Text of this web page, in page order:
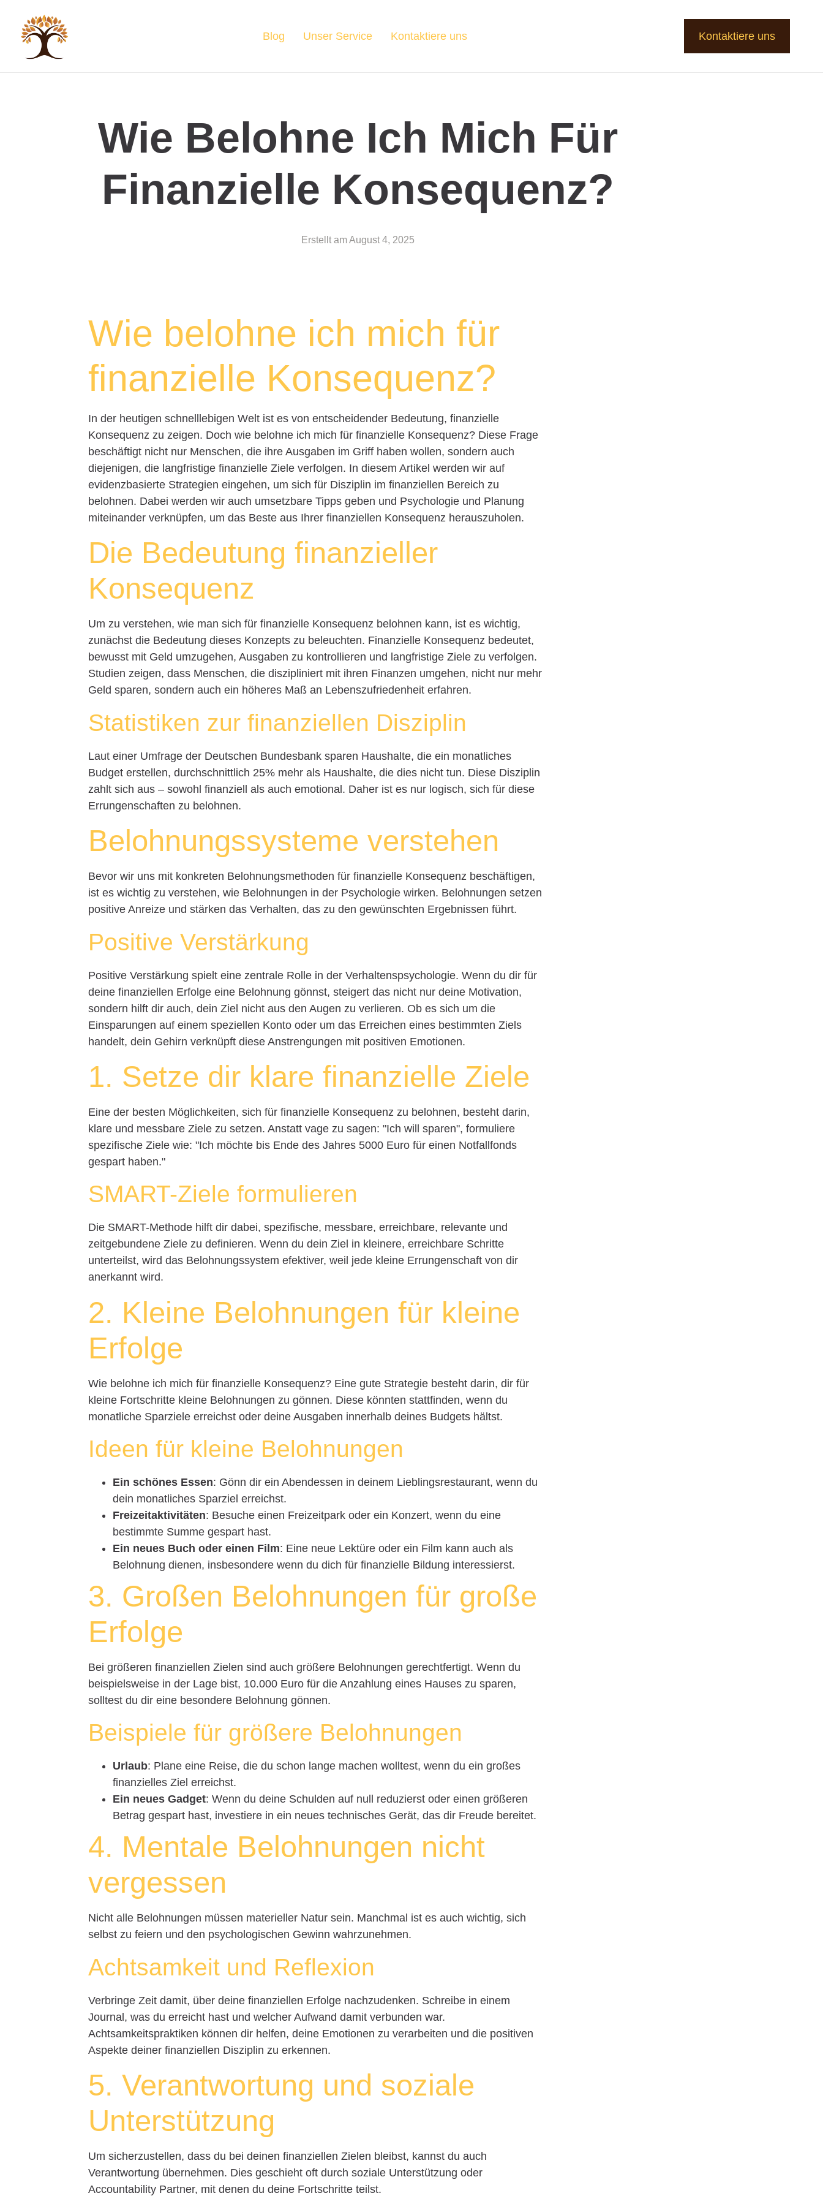
Blog Unser Service Kontaktiere uns Kontaktiere uns
Wie Belohne Ich Mich Für
Finanzielle Konsequenz?
Erstellt amAugust 4, 2025
Wie belohne ich mich für
finanzielle Konsequenz?
In der heutigen schnelllebigen Welt ist es von entscheidender Bedeutung, finanzielle
Konsequenz zu zeigen. Doch wie belohne ich mich für finanzielle Konsequenz? Diese Frage
beschäftigt nicht nur Menschen, die ihre Ausgaben im Griff haben wollen, sondern auch
diejenigen, die langfristige finanzielle Ziele verfolgen. In diesem Artikel werden wir auf
evidenzbasierte Strategien eingehen, um sich für Disziplin im finanziellen Bereich zu
belohnen. Dabei werden wir auch umsetzbare Tipps geben und Psychologie und Planung
miteinander verknüpfen, um das Beste aus Ihrer finanziellen Konsequenz herauszuholen.
Die Bedeutung finanzieller
Konsequenz
Um zu verstehen, wie man sich für finanzielle Konsequenz belohnen kann, ist es wichtig,
zunächst die Bedeutung dieses Konzepts zu beleuchten. Finanzielle Konsequenz bedeutet,
bewusst mit Geld umzugehen, Ausgaben zu kontrollieren und langfristige Ziele zu verfolgen.
Studien zeigen, dass Menschen, die diszipliniert mit ihren Finanzen umgehen, nicht nur mehr
Geld sparen, sondern auch ein höheres Maß an Lebenszufriedenheit erfahren.
Statistiken zur finanziellen Disziplin
Laut einer Umfrage der Deutschen Bundesbank sparen Haushalte, die ein monatliches
Budget erstellen, durchschnittlich 25% mehr als Haushalte, die dies nicht tun. Diese Disziplin
zahlt sich aus – sowohl finanziell als auch emotional. Daher ist es nur logisch, sich für diese
Errungenschaften zu belohnen.
Belohnungssysteme verstehen
Bevor wir uns mit konkreten Belohnungsmethoden für finanzielle Konsequenz beschäftigen,
ist es wichtig zu verstehen, wie Belohnungen in der Psychologie wirken. Belohnungen setzen
positive Anreize und stärken das Verhalten, das zu den gewünschten Ergebnissen führt.
Positive Verstärkung
Positive Verstärkung spielt eine zentrale Rolle in der Verhaltenspsychologie. Wenn du dir für
deine finanziellen Erfolge eine Belohnung gönnst, steigert das nicht nur deine Motivation,
sondern hilft dir auch, dein Ziel nicht aus den Augen zu verlieren. Ob es sich um die
Einsparungen auf einem speziellen Konto oder um das Erreichen eines bestimmten Ziels
handelt, dein Gehirn verknüpft diese Anstrengungen mit positiven Emotionen.
1. Setze dir klare finanzielle Ziele
Eine der besten Möglichkeiten, sich für finanzielle Konsequenz zu belohnen, besteht darin,
klare und messbare Ziele zu setzen. Anstatt vage zu sagen: "Ich will sparen", formuliere
spezifische Ziele wie: "Ich möchte bis Ende des Jahres 5000 Euro für einen Notfallfonds
gespart haben."
SMART-Ziele formulieren
Die SMART-Methode hilft dir dabei, spezifische, messbare, erreichbare, relevante und
zeitgebundene Ziele zu definieren. Wenn du dein Ziel in kleinere, erreichbare Schritte
unterteilst, wird das Belohnungssystem efektiver, weil jede kleine Errungenschaft von dir
anerkannt wird.
2. Kleine Belohnungen für kleine
Erfolge
Wie belohne ich mich für finanzielle Konsequenz? Eine gute Strategie besteht darin, dir für
kleine Fortschritte kleine Belohnungen zu gönnen. Diese könnten stattfinden, wenn du
monatliche Sparziele erreichst oder deine Ausgaben innerhalb deines Budgets hältst.
Ideen für kleine Belohnungen
Ein schönes Essen: Gönn dir ein Abendessen in deinem Lieblingsrestaurant, wenn du
dein monatliches Sparziel erreichst.
Freizeitaktivitäten: Besuche einen Freizeitpark oder ein Konzert, wenn du eine
bestimmte Summe gespart hast.
Ein neues Buch oder einen Film: Eine neue Lektüre oder ein Film kann auch als
Belohnung dienen, insbesondere wenn du dich für finanzielle Bildung interessierst.
3. Großen Belohnungen für große
Erfolge
Bei größeren finanziellen Zielen sind auch größere Belohnungen gerechtfertigt. Wenn du
beispielsweise in der Lage bist, 10.000 Euro für die Anzahlung eines Hauses zu sparen,
solltest du dir eine besondere Belohnung gönnen.
Beispiele für größere Belohnungen
Urlaub: Plane eine Reise, die du schon lange machen wolltest, wenn du ein großes
finanzielles Ziel erreichst.
Ein neues Gadget: Wenn du deine Schulden auf null reduzierst oder einen größeren
Betrag gespart hast, investiere in ein neues technisches Gerät, das dir Freude bereitet.
4. Mentale Belohnungen nicht
vergessen
Nicht alle Belohnungen müssen materieller Natur sein. Manchmal ist es auch wichtig, sich
selbst zu feiern und den psychologischen Gewinn wahrzunehmen.
Achtsamkeit und Reflexion
Verbringe Zeit damit, über deine finanziellen Erfolge nachzudenken. Schreibe in einem
Journal, was du erreicht hast und welcher Aufwand damit verbunden war.
Achtsamkeitspraktiken können dir helfen, deine Emotionen zu verarbeiten und die positiven
Aspekte deiner finanziellen Disziplin zu erkennen.
5. Verantwortung und soziale
Unterstützung
Um sicherzustellen, dass du bei deinen finanziellen Zielen bleibst, kannst du auch
Verantwortung übernehmen. Dies geschieht oft durch soziale Unterstützung oder
Accountability Partner, mit denen du deine Fortschritte teilst.